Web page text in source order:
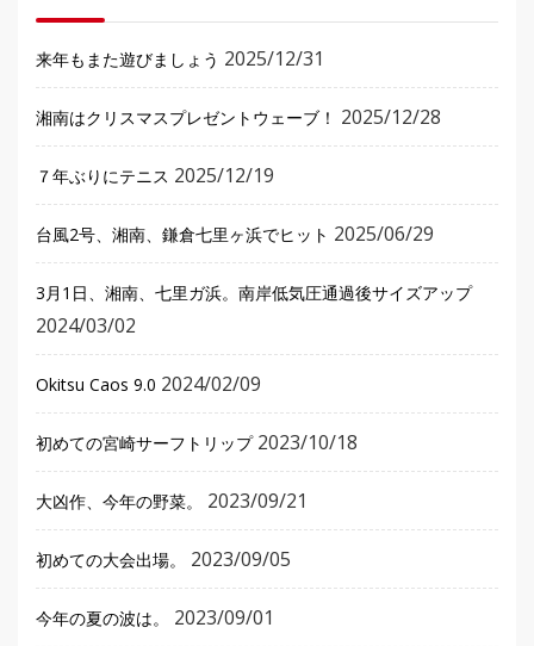
来年もまた遊びましょう 2025/12/31
湘南はクリスマスプレゼントウェーブ！ 2025/12/28
７年ぶりにテニス 2025/12/19
台風2号、湘南、鎌倉七里ヶ浜でヒット 2025/06/29
3月1日、湘南、七里ガ浜。南岸低気圧通過後サイズアップ
2024/03/02
Okitsu Caos 9.0 2024/02/09
初めての宮崎サーフトリップ 2023/10/18
大凶作、今年の野菜。 2023/09/21
初めての大会出場。 2023/09/05
今年の夏の波は。 2023/09/01